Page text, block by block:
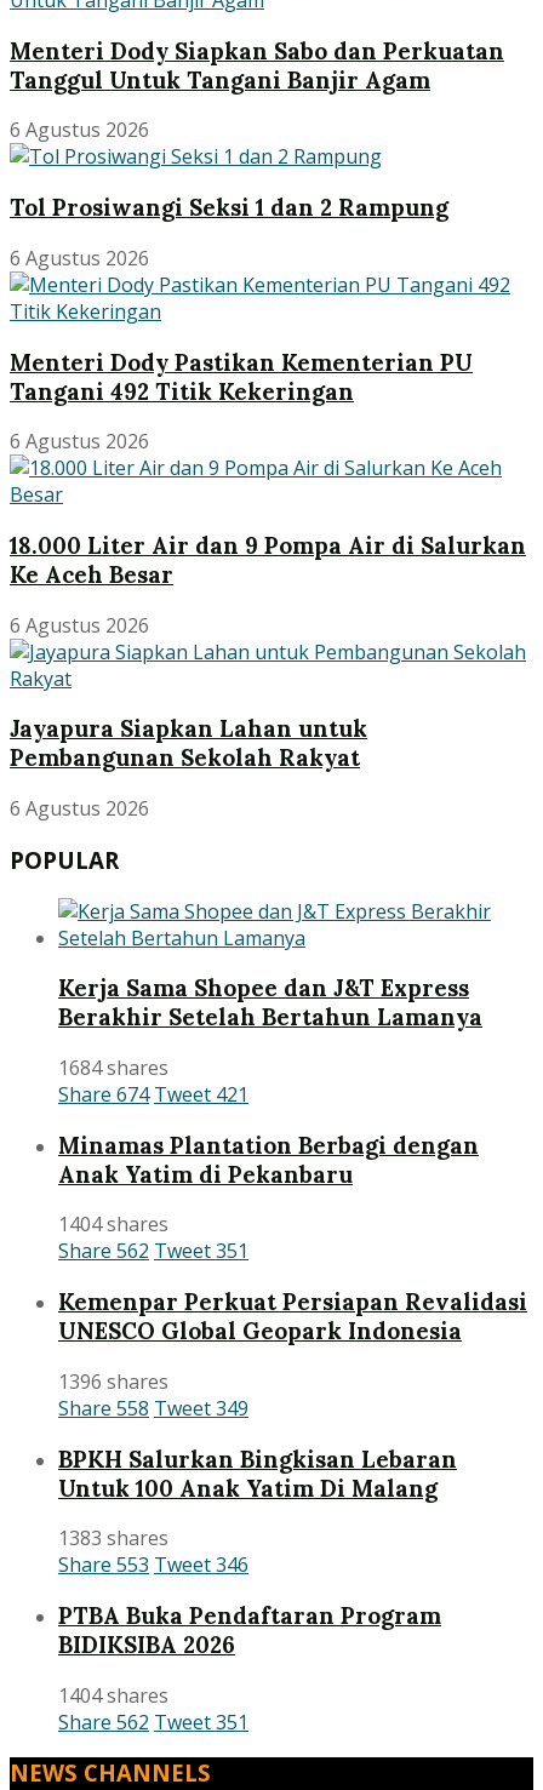
Menteri Dody Siapkan Sabo dan Perkuatan
Tanggul Untuk Tangani Banjir Agam
6 Agustus 2026
Tol Prosiwangi Seksi 1 dan 2 Rampung
6 Agustus 2026
Menteri Dody Pastikan Kementerian PU
Tangani 492 Titik Kekeringan
6 Agustus 2026
18.000 Liter Air dan 9 Pompa Air di Salurkan
Ke Aceh Besar
6 Agustus 2026
Jayapura Siapkan Lahan untuk
Pembangunan Sekolah Rakyat
6 Agustus 2026
POPULAR
Kerja Sama Shopee dan J&T Express
Berakhir Setelah Bertahun Lamanya
1684 shares
Share 674 Tweet 421
Minamas Plantation Berbagi dengan
Anak Yatim di Pekanbaru
1404 shares
Share 562 Tweet351
Kemenpar Perkuat Persiapan Revalidasi
UNESCO Global Geopark Indonesia
1396 shares
Share 558 Tweet349
BPKH Salurkan Bingkisan Lebaran
Untuk 100 Anak Yatim Di Malang
1383 shares
Share 553 Tweet346
PTBA Buka Pendaftaran Program
BIDIKSIBA 2026
1404 shares
Share 562 Tweet351
NEWS CHANNELS